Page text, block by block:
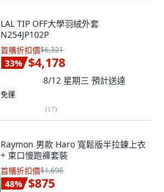
LAL TIP OFF大學羽絨外套
N254JP102P
首購折扣價$6,321
33% $4,178
8/12 星期三 預計送達
免運
(17)
Raymon 男款 Haro 寬鬆版半拉鍊上衣
+ 束口慢跑褲套裝
首購折扣價$1,696
48% $875